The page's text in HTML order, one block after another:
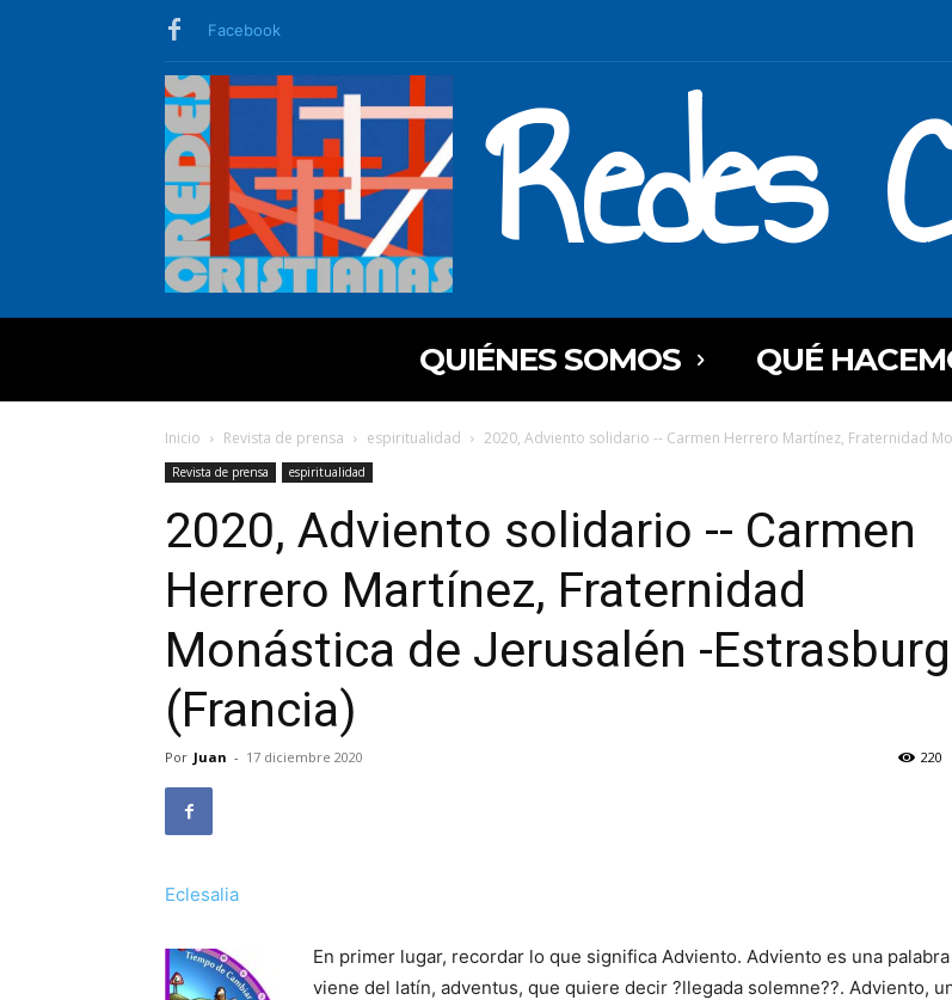
Facebook
Redes
QUIÉNES SOMOS QUÉ
Inicio Revista de prensa espiritualidad 2020, Adviento solidario -- Carmen Herrero Martínez, Fraternidad
Revista de prensa espiritualidad
2020, Adviento solidario -- Carmen
Herrero Martínez, Fraternidad
Monástica de Jerusalén -
(Francia)
Por Juan - 17 diciembre 2020 220
Eclesalia
En primer lugar, recordar lo que significa Adviento. Adviento es una
viene del latín, adventus, que quiere decir ?llegada solemne??. Adviento,